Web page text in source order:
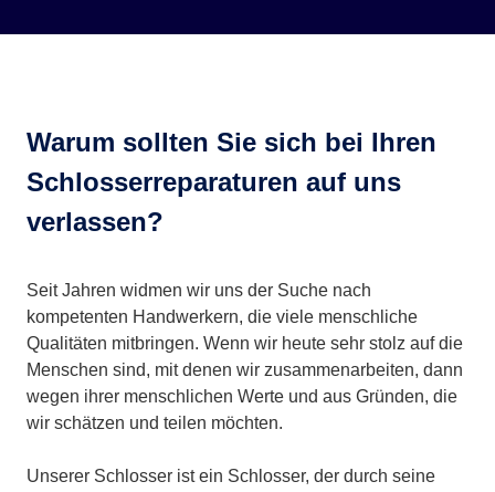
Warum sollten Sie sich bei Ihren
Schlosserreparaturen auf uns
verlassen?
Seit Jahren widmen wir uns der Suche nach
kompetenten Handwerkern, die viele menschliche
Qualitäten mitbringen. Wenn wir heute sehr stolz auf die
Menschen sind, mit denen wir zusammenarbeiten, dann
wegen ihrer menschlichen Werte und aus Gründen, die
wir schätzen und teilen möchten.
Unserer Schlosser ist ein Schlosser, der durch seine